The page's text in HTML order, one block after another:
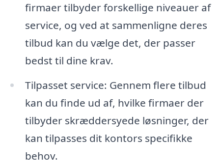
firmaer tilbyder forskellige niveauer af
service, og ved at sammenligne deres
tilbud kan du vælge det, der passer
bedst til dine krav.
Tilpasset service: Gennem flere tilbud
kan du finde ud af, hvilke firmaer der
tilbyder skræddersyede løsninger, der
kan tilpasses dit kontors specifikke
behov.